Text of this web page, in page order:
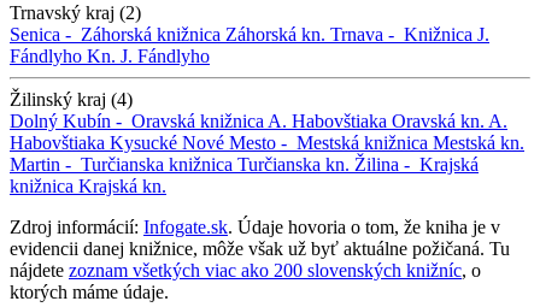
Trnavský kraj (2)
Senica - Záhorská knižnica Záhorská kn. Trnava - Knižnica J.
Fándlyho Kn. J. Fándlyho
Žilinský kraj (4)
Dolný Kubín - Oravská knižnica A. Habovštiaka Oravská kn. A.
Habovštiaka Kysucké Nové Mesto - Mestská knižnica Mestská kn.
Martin - Turčianska knižnica Turčianska kn. Žilina - Krajská
knižnica Krajská kn.
Zdroj informácií: Infogate.sk. Údaje hovoria o tom, že kniha je v
evidencii danej knižnice, môže však už byť aktuálne požičaná. Tu
nájdete zoznam všetkých viac ako 200 slovenských knižníc, o
ktorých máme údaje.